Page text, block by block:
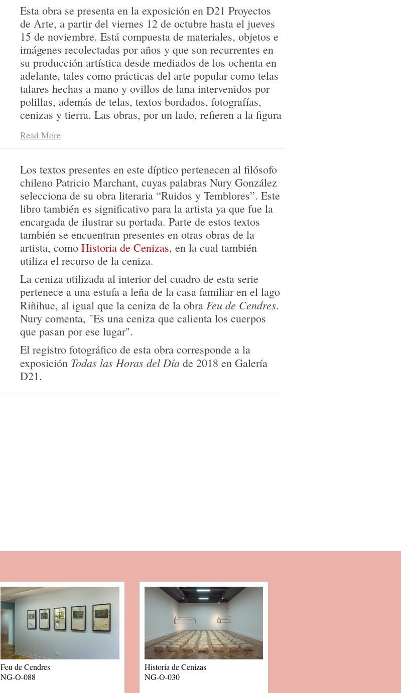
Esta obra se presenta en la exposición en D21 Proyectos
de Arte, a partir del viernes 12 de octubre hasta el jueves
15 de noviembre. Está compuesta de materiales, objetos e
imágenes recolectadas por años y que son recurrentes en
su producción artística desde mediados de los ochenta en
adelante, tales como prácticas del arte popular como telas
talares hechas a mano y ovillos de lana intervenidos por
polillas, además de telas, textos bordados, fotografías,
cenizas y tierra. Las obras, por un lado, refieren a la figura
reflexionando en torno al tejido como puesta en crisis de la
linealidad de los relatos e historias. Por otro lado,
proponen un cruce entre textos de los filósofos Patricio
Marchant y Jacques Derrida, a quienes pone en diálogo
con imágenes de fronteras. Además, las obras recurren
también al sustrato autobiográfico, al incluir como objetos,
fotografías y sábanas de cáñamo del siglo XIX que forman
parte de la memoria familiar. El trabajo de recolección y
orden de objetos se traduce en una poética que gira en
torno a la densidad de los materiales, de los residuos y de
textualidad y sus interrupciones. Esta última vuelve
cifrarse en la figura de las Moiras, a quienes se les atribuía
no sólo el manejo del destino, sino que también la
invención de las cinco vocales del alfabeto griego.
Read More
Los textos presentes en este díptico pertenecen al filósofo
chileno Patricio Marchant, cuyas palabras Nury González
selecciona de su obra literaria “Ruidos y Temblores”. Este
libro también es significativo para la artista ya que fue la
encargada de ilustrar su portada. Parte de estos textos
también se encuentran presentes en otras obras de la
artista, como Historia de Cenizas, en la cual también
utiliza el recurso de la ceniza.
La ceniza utilizada al interior del cuadro de esta serie
pertenece a una estufa a leña de la casa familiar en el lago
Riñihue, al igual que la ceniza de la obra Feu de Cendres.
Nury comenta, "Es una ceniza que calienta los cuerpos
que pasan por ese lugar".
El registro fotográfico de esta obra corresponde a la
exposición Todas las Horas del Díade 2018 en Galería
D21.
Feu de Cendres
NG-O-088
Historia de Cenizas
NG-O-030